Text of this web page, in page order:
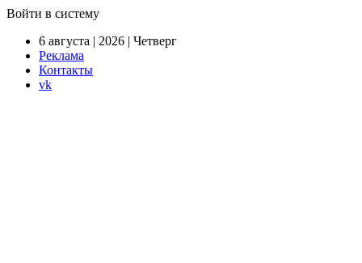
Войти в систему
6 августа | 2026 | Четверг
Реклама
Контакты
vk